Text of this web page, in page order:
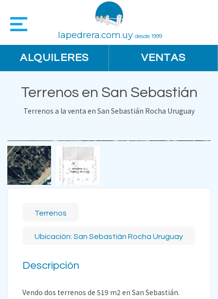
lapedrera.com.uy desde 1999
ALQUILERES VENTAS
Terrenos en San Sebastián
Terrenos a la venta en San Sebastián Rocha Uruguay
Terrenos
Ubicación: San Sebastián Rocha Uruguay
Descripción
Vendo dos terrenos de 519 m2 en San Sebastián.